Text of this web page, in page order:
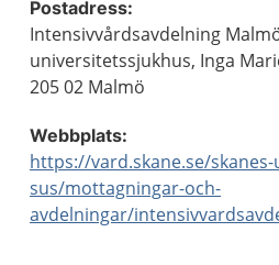
Postadress:
Intensivvårdsavdelning
universitetssjukhus, Inga
205 02 Malmö
Webbplats:
https://vard.skane.se/
sus/mottagningar-och-
avdelningar/